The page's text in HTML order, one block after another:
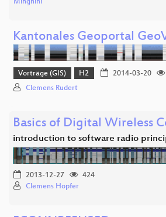
Minghini
Kantonales Geoportal
Vorträge (GIS) H2 2014-03-20
Clemens Rudert
Basics of Digital Wireless
introduction to software radio
2013-12-27
424
Clemens Hopfer